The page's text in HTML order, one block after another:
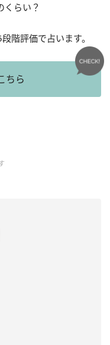
くらい？
階評価で占います。
ちら